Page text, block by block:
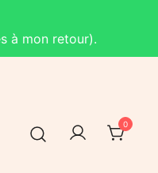
à mon retour).
0